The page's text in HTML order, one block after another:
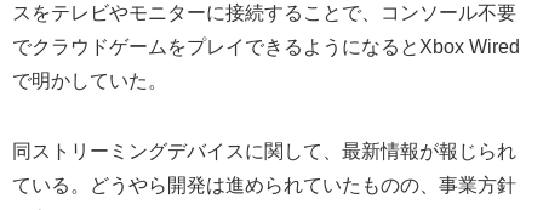
スをテレビやモニターに接続することで、コンソール不要
でクラウドゲームをプレイできるようになるとXbox Wired
で明かしていた。
同ストリーミングデバイスに関して、最新情報が報じられ
ている。どうやら開発は進められていたものの、事業方針